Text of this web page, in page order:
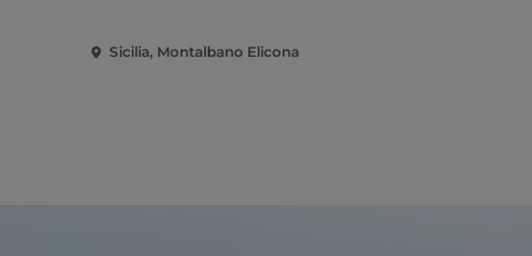
Sicilia, Montalbano Elicona